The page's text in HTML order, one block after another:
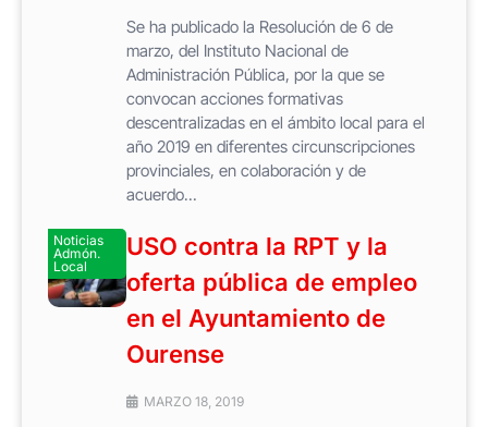
Se ha publicado la Resolución de 6 de
marzo, del Instituto Nacional de
Administración Pública, por la que se
convocan acciones formativas
descentralizadas en el ámbito local para el
año 2019 en diferentes circunscripciones
provinciales, en colaboración y de
acuerdo...
Noticias
Admón.
Local
USO contra la RPT y la
oferta pública de empleo
en el Ayuntamiento de
Ourense
MARZO 18, 2019